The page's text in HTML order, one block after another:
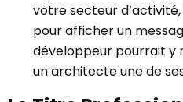
votre secteur
pour afficher un
développeur pourrait y
un architecte une de